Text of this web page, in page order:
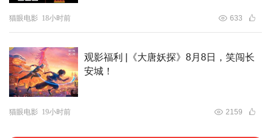
金句频出，金秘书（黄才伦 饰）全程手机录像，他假意遮
挡“别拍了”，一整套客套表演行云流水。怪不得老夏看完由
值得注意的是，“莱茵”这个同名小镇也曾出现在邢文雄此前
执导的电影《这个杀手不太冷静》中，是导演具有个人标志
性的设定。《这个杀手不太冷静》里的整个小镇就是一场骗
局，所有人都在演戏；《特立独行》里的莱茵县则是一座被
猫眼电影 18小时前 633
观影福利 |《大唐妖探》8月8日，笑闯长
安城！
猫眼电影 19小时前 2159